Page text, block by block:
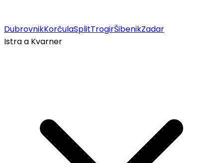
DubrovnikKorčulaSplitTrogirŠibenikZadar
Istra a Kvarner